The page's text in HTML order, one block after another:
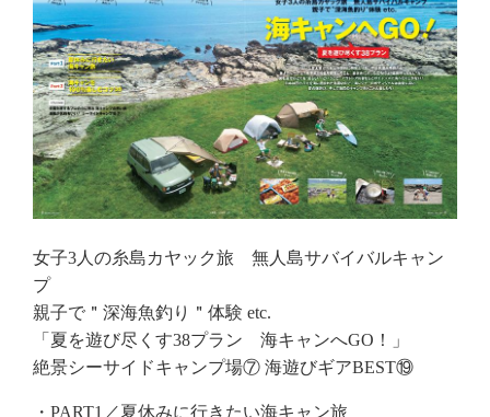
女子3人の糸島カヤック旅 無人島サバイバルキャン
プ
親子で＂深海魚釣り＂体験 etc.
「夏を遊び尽くす38プラン 海キャンへGO！」
絶景シーサイドキャンプ場⑦ 海遊びギアBEST⑲
・PART1／夏休みに行きたい海キャン旅